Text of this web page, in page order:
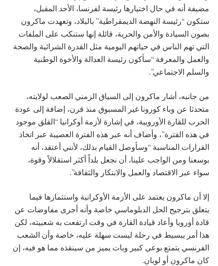
مضيفة أنه في حال اختيارها رئيسة لفرنسا، الأحد المقبل،
ستكون “رئيسة النهضة الديمقراطية” بالبلاد، وتعهدت ماكرون
بصون السيادة والأمن والحرية، قائلة إنها ستنكب على الملفات
التي تهم الناس في حياتهم اليومية مثل القدرة الشرائية والصحة
والعمل والمعرفة “سأكون رئيسة العدالة والأخوة الوطنية
والسلم الاجتماعي”.
من جانبه، أشار ماكرون إلى السياق الزمني الصعب لولايته،
متحدثا عن وباء كورونا غير المسبوق منذ قرن، إضافة إلى عودة
الحرب للقارة الأوروبية، في إشارة لأزمة أوكرانيا “القلق موجود
في هذه الفترة”، وأضاف أنه عبر هذه الفترة العصيبة عبر اتخاذ
القرارات المناسبة “وسأوصل القيام بذلك، لأنني أعتقد، أنه
بوسعنا ومن الواجب علينا، أن نجعل بلداً أكثر استقلالاً وقوة،
سواء عبر الاقتصاد والعمل والابتكار والثقافة”.
إلا أن ماكرون يعتمد على الأزمة الأوكرانية واستثمارها فيما
يتعلق بترجيح الحل الدبلوماسي خاصة وأنه أجرى مفاوضات عن
قادة أوروبا وأعاد قيادة القارة في وقت ارتفعت به شعبيته، لكن
هذا أمر يبسيط في رحلة ليست سهلة عليه، خاصة وأن الشعب
الفرنسي يتمتع بوعي كبير وبات يميز من سينقذه مما هو فيه، إن
كان ماكرون أو لوبان.